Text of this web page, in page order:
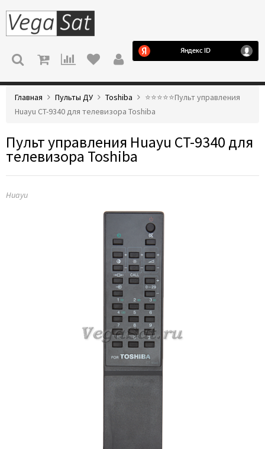
МЕНЮ
Главная Пульты ДУ Toshiba
⭐️⭐️⭐️⭐️⭐️Пульт управления
Huayu CT-9340 для телевизора Toshiba
Пульт управления Huayu CT-9340 для
телевизора Toshiba
Huayu